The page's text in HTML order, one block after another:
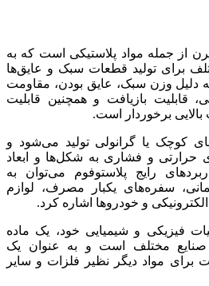
از جمله مواد پلاستیکی است که به
برای تولید قطعات سبک و عایق‌ها
دلیل وزن سبک، عایق بودن، مقاومت
قابلیت بازیافت و همچنین قابلیت
برخوردار است.
کوچک یا گرانولی تولید می‌شود و
حرارتی و فشاری به شکل‌ها و ابعاد
رایج پلاستوفوم می‌توان به
سفره‌های یکبار مصرف، لوازم
و خودروها اشاره کرد.
فیزیکی و شیمیایی خود، یک ماده
صنایع مختلف است و به عنوان یک
برای مواد دیگر نظیر فلزات و سایر